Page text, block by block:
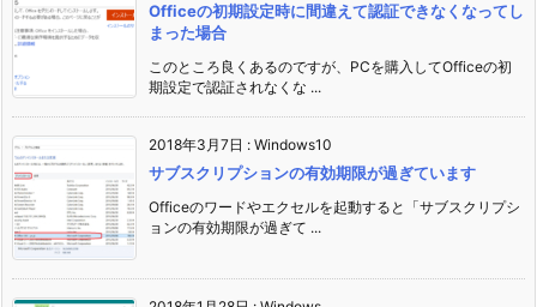
Officeの初期設定時に間違えて認証できなくなってし
まった場合
このところ良くあるのですが、PCを購入してOfficeの初
期設定で認証されなくな ...
2018年3月7日 : Windows10
サブスクリプションの有効期限が過ぎています
Officeのワードやエクセルを起動すると「サブスクリプシ
ョンの有効期限が過ぎて ...